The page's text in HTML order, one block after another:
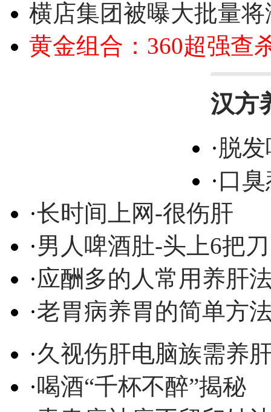
横店集团被曝大批量
黄金组合：360超强查
汉方
·脱
·口
·长时间上网-很伤肝
·男人啤酒肚-头上6把刀
·应酬多的人常用养肝
·老胃病养胃的简单方
·久视伤肝电脑族需养
·喝酒“千杯不醉”揭秘